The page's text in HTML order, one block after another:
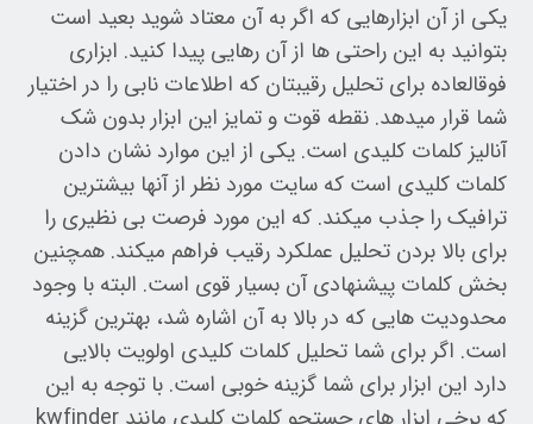
یکی از آن ابزارهایی که اگر به آن معتاد شوید بعید است
بتوانید به این راحتی ها از آن رهایی پیدا کنید. ابزاری
فوقالعاده برای تحلیل رقیبتان که اطلاعات نابی را در اختیار
شما قرار میدهد. نقطه قوت و تمایز این ابزار بدون شک
آنالیز کلمات کلیدی است. یکی از این موارد نشان دادن
کلمات کلیدی است که سایت مورد نظر از آنها بیشترین
ترافیک را جذب میکند. که این مورد فرصت بی نظیری را
برای بالا بردن تحلیل عملکرد رقیب فراهم میکند. همچنین
بخش کلمات پیشنهادی آن بسیار قوی است. البته با وجود
محدودیت هایی که در بالا به آن اشاره شد، بهترین گزینه
است. اگر برای شما تحلیل کلمات کلیدی اولویت بالایی
دارد این ابزار برای شما گزینه خوبی است. با توجه به این